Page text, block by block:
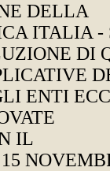
DELLA
ITALIA -
DI
ENTI
IL